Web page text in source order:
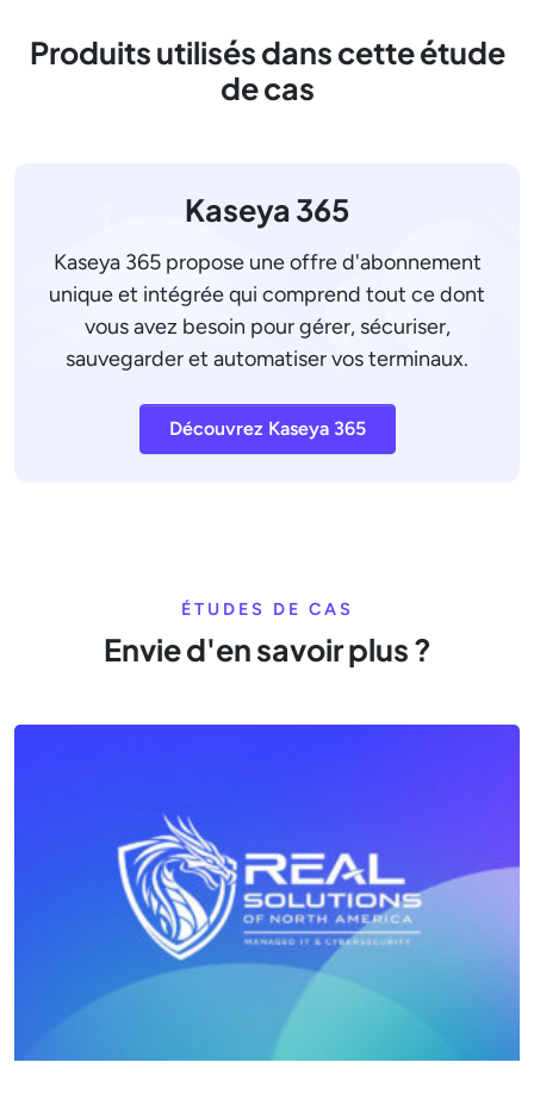
Produits utilisés dans cette étude
de cas
Kaseya 365
Kaseya 365 propose une offre d'abonnement
unique et intégrée qui comprend tout ce dont
vous avez besoin pour gérer, sécuriser,
sauvegarder et automatiser vos terminaux.
Découvrez Kaseya 365
ÉTUDES DE CAS
Envie d'en savoir plus ?